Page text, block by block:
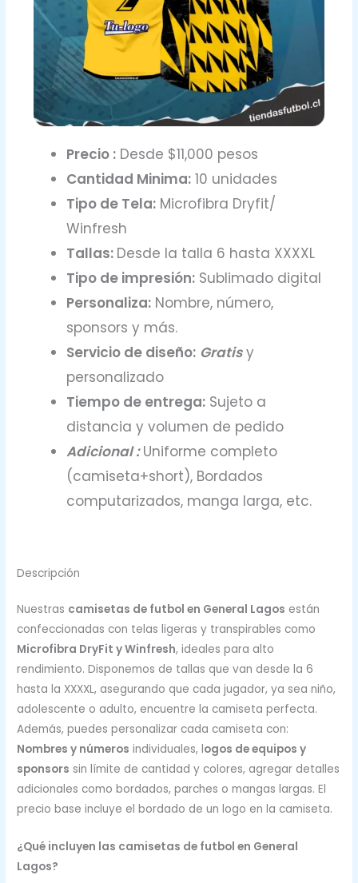
Precio :Desde $11,000 pesos
Cantidad Minima:10 unidades
Tipo de Tela:Microfibra Dryfit/
Winfresh
Tallas: Desde la talla 6 hasta XXXXL
Tipo de impresión:Sublimado digital
Personaliza:Nombre, número,
sponsors y más.
Servicio de diseño: Gratisy
personalizado
Tiempo de entrega:Sujeto a
distancia y volumen de pedido
Adicional :Uniforme completo
(camiseta+short), Bordados
computarizados, manga larga, etc.
Descripción
Nuestras camisetas de futbol en General Lagos están
confeccionadas con telas ligeras y transpirables como
Microfibra DryFit y Winfresh, ideales para alto
rendimiento. Disponemos de tallas que van desde la 6
hasta la XXXXL, asegurando que cada jugador, ya sea niño,
adolescente o adulto, encuentre la camiseta perfecta.
Además, puedes personalizar cada camiseta con:
Nombres y números individuales, logos de equipos y
sponsors sin límite de cantidad y colores, agregar detalles
adicionales como bordados, parches o mangas largas. El
precio base incluye el bordado de un logo en la camiseta.
¿Qué incluyen las camisetas de futbol en General
Lagos?